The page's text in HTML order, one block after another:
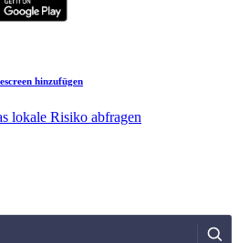
hinzufügen
lokale Risiko abfragen